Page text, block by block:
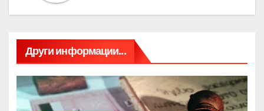
Други информации...